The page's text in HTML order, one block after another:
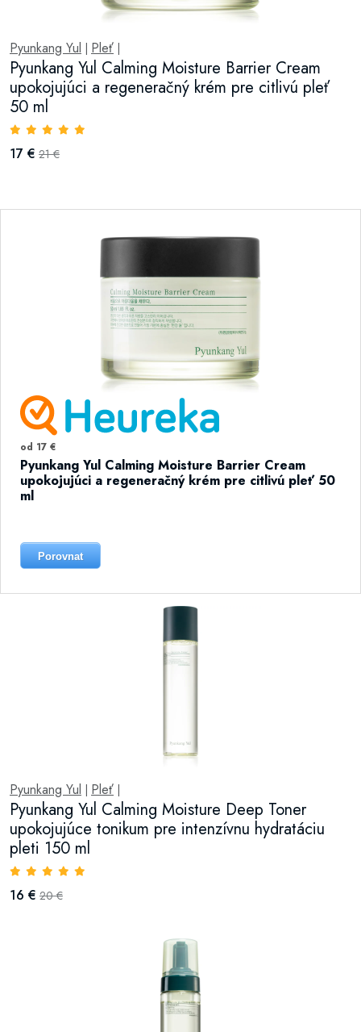
Pyunkang Yul Pleť
Pyunkang Yul Calming Moisture Barrier Cream
upokojujúci a regeneračný krém pre citlivú pleť
50 ml
17 € 21 €
od 17 €
Pyunkang Yul Calming Moisture Barrier Cream
upokojujúci a regeneračný krém pre citlivú pleť 50
ml
Porovnat
Pyunkang Yul Pleť
Pyunkang Yul Calming Moisture Deep Toner
upokojujúce tonikum pre intenzívnu hydratáciu
pleti 150 ml
16 € 20 €